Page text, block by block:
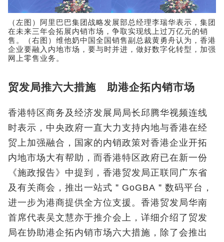
（左图）阿里巴巴集团战略发展部总经理李瑞华表示，集团
在未来三年会拓展内销市场，争取实现线上过万亿元的销
售。（右图）维他奶中国全国销售副总裁黄勇舟认为，香港
企业要融入内地市场，要与时并进，做好数字化转型，加强
网上零售业务。
贸发局推六大措施 助港企拓内销市场
香港特区商务及经济发展局局长邱腾华视频连线
时表示，中央政府一直大力支持内地与香港在经
贸上加强融合，国家的内销政策对香港企业开拓
内地市场大有帮助，而香港特区政府已在新一份
《施政报告》中提到，香港贸发局正联同广东省
及有关商会，推出一站式＂GoGBA＂数码平台，
进一步为港商提供全方位支援。香港贸发局华南
首席代表吴文慧亦于推介会上，详细介绍了贸发
局在协助港企拓内销市场六大措施，除了会推出